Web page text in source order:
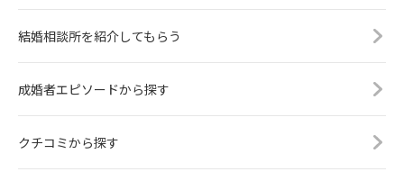
結婚相談所を紹介してもらう
成婚者エピソードから探す
クチコミから探す